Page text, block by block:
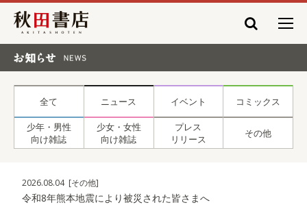
秋田書店
全て ニュース イベント コミックス
少年・男性
向け雑誌
少女・女性
向け雑誌
プレス
リリース
その他
2026.08.04 [その他]
令和8年熊本地震により被災された皆さまへ